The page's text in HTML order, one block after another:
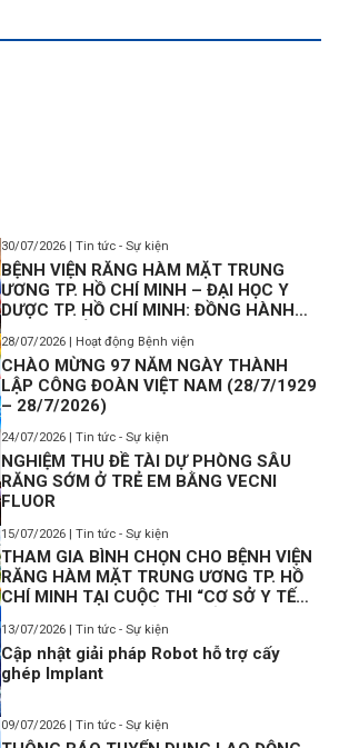
30/07/2026 | Tin tức - Sự kiện
BỆNH VIỆN RĂNG HÀM MẶT TRUNG
ƯƠNG TP. HỒ CHÍ MINH – ĐẠI HỌC Y
DƯỢC TP. HỒ CHÍ MINH: ĐỒNG HÀNH
TRONG KỶ NGUYÊN KHOA HỌC, CÔNG
NGHỆ VÀ ĐỔI MỚI SÁNG TẠO
28/07/2026 | Hoạt động Bệnh viện
CHÀO MỪNG 97 NĂM NGÀY THÀNH
LẬP CÔNG ĐOÀN VIỆT NAM (28/7/1929
– 28/7/2026)
24/07/2026 | Tin tức - Sự kiện
NGHIỆM THU ĐỀ TÀI DỰ PHÒNG SÂU
RĂNG SỚM Ở TRẺ EM BẰNG VECNI
FLUOR
15/07/2026 | Tin tức - Sự kiện
THAM GIA BÌNH CHỌN CHO BỆNH VIỆN
RĂNG HÀM MẶT TRUNG ƯƠNG TP. HỒ
CHÍ MINH TẠI CUỘC THI “CƠ SỞ Y TẾ
2026
13/07/2026 | Tin tức - Sự kiện
Cập nhật giải pháp Robot hỗ trợ cấy
ghép Implant
09/07/2026 | Tin tức - Sự kiện